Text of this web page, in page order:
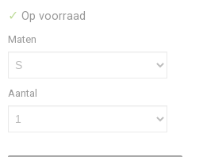
✓ Op voorraad
Maten
Aantal